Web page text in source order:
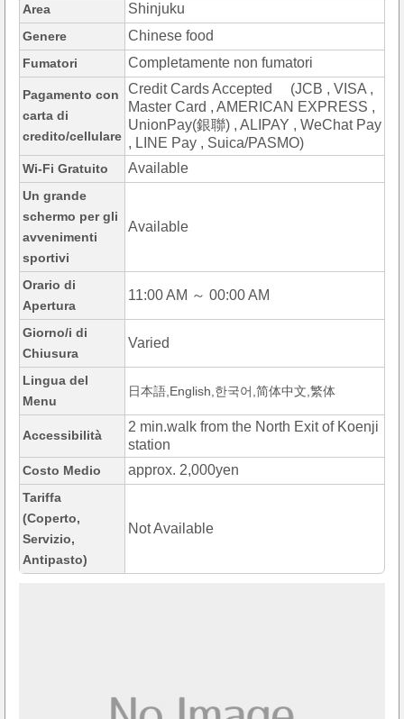
Area Shinjuku
Genere Chinese food
Fumatori Completamente non fumatori
Pagamento con
carta di
credito/cellulare
Credit Cards Accepted (JCB , VISA ,
Master Card , AMERICAN EXPRESS ,
UnionPay(銀聯) , ALIPAY , WeChat Pay
, LINE Pay , Suica/PASMO)
Wi-Fi Gratuito Available
Un grande
schermo per gli
avvenimenti
sportivi
Available
Orario di
Apertura
11:00 AM ～ 00:00 AM
Giorno/i di
Chiusura
Varied
Lingua del
Menu
日本語,English,한국어,简体中文,繁体
Accessibilità
2 min.walk from the North Exit of Koenji
station
Costo Medio approx. 2,000yen
Tariffa
(Coperto,
Servizio,
Antipasto)
Not Available